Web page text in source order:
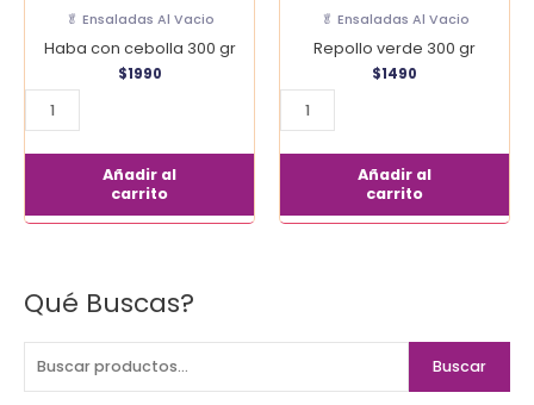
Qué Buscas?
B
c
Buscar
🥬 Ensaladas Al Vacio
Haba con cebolla 300 gr
$1990
Añadir al
carrito
🥬 Ensaladas Al Vacio
Repollo verde 300 gr
$1490
Añadir al
carrito